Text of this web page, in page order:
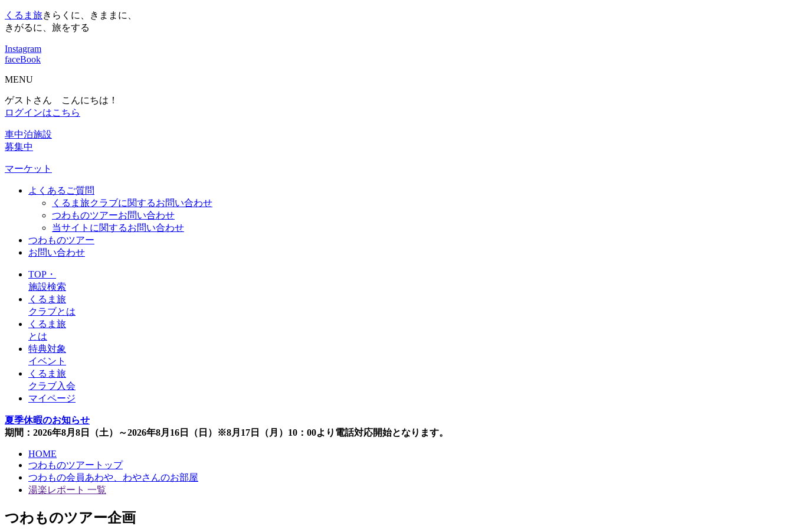
くるま旅きらくに、きままに、
きがるに、旅をする
Instagram
faceBook
MENU
ゲストさん こんにちは！
ログインはこちら
車中泊施設
募集中
マーケット
よくあるご質問
くるま旅クラブに関するお問い合わせ
つわものツアーお問い合わせ
当サイトに関するお問い合わせ
つわものツアー
お問い合わせ
TOP・
施設検索
くるま旅
クラブとは
くるま旅
とは
特典対象
イベント
くるま旅
クラブ入会
マイページ
夏季休暇のお知らせ
期間：2026年8月8日（土）～2026年8月16日（日）※8月17日（月）10：00より電話対応開始となります。
HOME
つわものツアートップ
つわもの会員あわや、わやさんのお部屋
湯楽レポート 一覧
つわものツアー企画